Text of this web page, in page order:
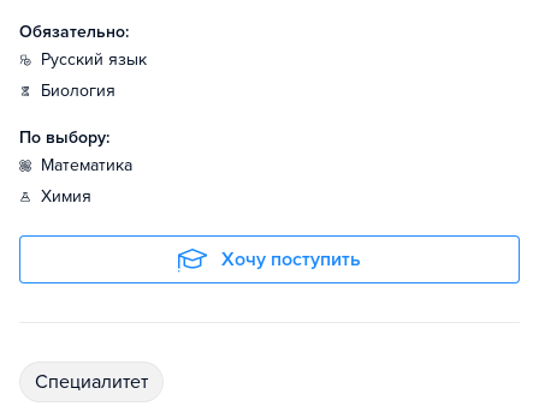
Обязательно:
русский язык
биология
По выбору:
математика
химия
Хочу поступить
специалитет